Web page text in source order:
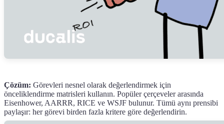
Çözüm: Görevleri nesnel olarak değerlendirmek için
önceliklendirme matrisleri kullanın. Popüler çerçeveler arasında
Eisenhower, AARRR, RICE ve WSJF bulunur. Tümü aynı prensibi
paylaşır: her görevi birden fazla kritere göre değerlendirin.